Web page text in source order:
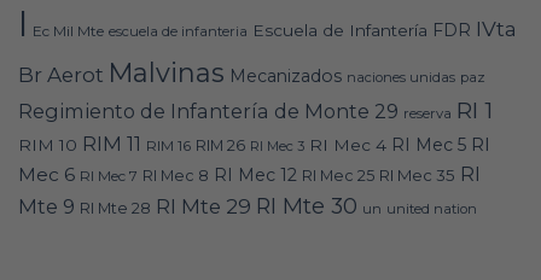
I Ec Mil Mte escuela de infanteria Escuela de Infantería FDR IVta
Br Aerot Malvinas Mecanizados naciones unidas paz
Regimiento de Infantería de Monte 29 reserva RI 1
RIM 10 RIM 11 RIM 16 RIM 26 RI Mec 3 RI Mec 4 RI Mec 5 RI
Mec 6 RI Mec 7 RI Mec 8 RI Mec 12 RI Mec 25 RI Mec 35 RI
Mte 9 RI Mte 28 RI Mte 29 RI Mte 30 un united nation